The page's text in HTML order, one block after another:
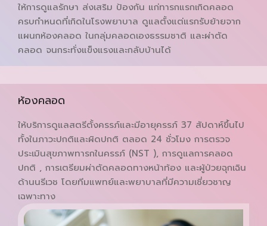
ให้การดูแลรักษา ส่งเสริม ป้องกัน แก่ทารกแรกเกิดคลอด
ครบกำหนดที่เกิดในโรงพยาบาล ดูแลตั้งแต่แรกรับย้ายจาก
แผนกห้องคลอด ในกลุ่มคลอดเองธรรมชาติ และผ่าตัด
คลอด จนกระทั่งแข็งแรงและกลับบ้านได้
ห้องคลอด
ให้บริการดูแลสตรีตั้งครรภ์และมีอายุครรภ์ 37 สัปดาห์ขึ้นไป
ทั้งในภาวะปกติและผิดปกติ ตลอด 24 ชั่วโมง การตรวจ
ประเมินสุขภาพทารกในครรภ์ (NST ), การดูแลการคลอด
ปกติ , การเตรียมผ่าตัดคลอดทางหน้าท้อง และผู้ป่วยฉุกเฉิน
ด้านนรีเวช โดยทีมแพทย์และพยาบาลที่มีความเชี่ยวชาญ
เฉพาะทาง